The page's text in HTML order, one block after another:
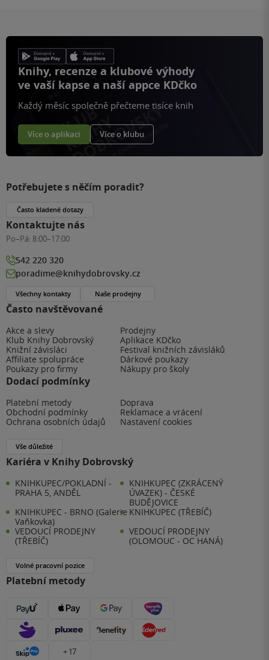
Knihy, recenze a klubové výhody
ve vaší kapse a naší appce KDčko
Každý měsíc společně přečteme tisíce knih
Více o aplikaci Více o klubu
Často navštěvované
Akce a slevy
Prodejny
Klub Knihy Dobrovský
Aplikace KDčko
Knižní závisláci
Festival knižních závisláků
Affiliate spolupráce
Dárkové poukazy
Poukazy pro firmy
Nákupy pro školy
Dodací podmínky
Platební metody
Doprava
Obchodní podmínky
Reklamace a vrácení
Ochrana osobních údajů
Nastavení cookies
Vše důležité
Kariéra v Knihy Dobrovský
KNIHKUPEC/POKLADNÍ -
PRAHA 5, ANDĚL
KNIHKUPEC (ZKRÁCENÝ
ÚVAZEK) - ČESKÉ
BUDĚJOVICE
KNIHKUPEC - BRNO (Galerie
Vaňkovka)
KNIHKUPEC (TŘEBÍČ)
VEDOUCÍ PRODEJNY
(TŘEBÍČ)
VEDOUCÍ PRODEJNY
(OLOMOUC - OC HANÁ)
Volné pracovní pozice
Platební metody
+ 17
Potřebujete s něčím poradit?
Často kladené dotazy
Kontaktujte nás
Po–Pá: 8:00–17:00
542 220 320
poradime@knihydobrovsky.cz
Všechny kontakty Naše prodejny